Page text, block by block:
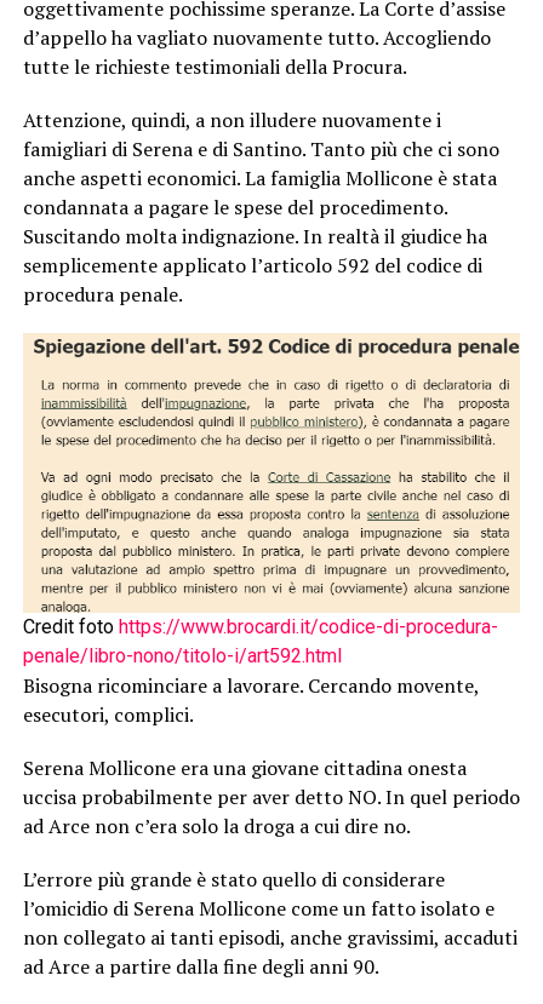
oggettivamente pochissime speranze. La Corte d’assise
d’appello ha vagliato nuovamente tutto. Accogliendo
tutte le richieste testimoniali della Procura.
Attenzione, quindi, a non illudere nuovamente i
famigliari di Serena e di Santino. Tanto più che ci sono
anche aspetti economici. La famiglia Mollicone è stata
condannata a pagare le spese del procedimento.
Suscitando molta indignazione. In realtà il giudice ha
semplicemente applicato l’articolo 592 del codice di
procedura penale.
Credit foto https://www.brocardi.it/codice-di-procedura-
penale/libro-nono/titolo-i/art592.html
Bisogna ricominciare a lavorare. Cercando movente,
esecutori, complici.
Serena Mollicone era una giovane cittadina onesta
uccisa probabilmente per aver detto NO. In quel periodo
ad Arce non c’era solo la droga a cui dire no.
L’errore più grande è stato quello di considerare
l’omicidio di Serena Mollicone come un fatto isolato e
non collegato ai tanti episodi, anche gravissimi, accaduti
ad Arce a partire dalla fine degli anni 90.